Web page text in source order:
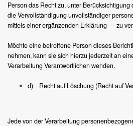
Person das Recht zu, unter
die Vervollständigung unvollständiger
mittels einer ergänzenden Erklärung — zu
Möchte eine betroffene Person dieses
nehmen, kann sie sich hierzu jederzeit an
Verarbeitung Verantwortlichen wenden.
d) Recht auf Löschung (Recht auf
Jede von der Verarbeitung